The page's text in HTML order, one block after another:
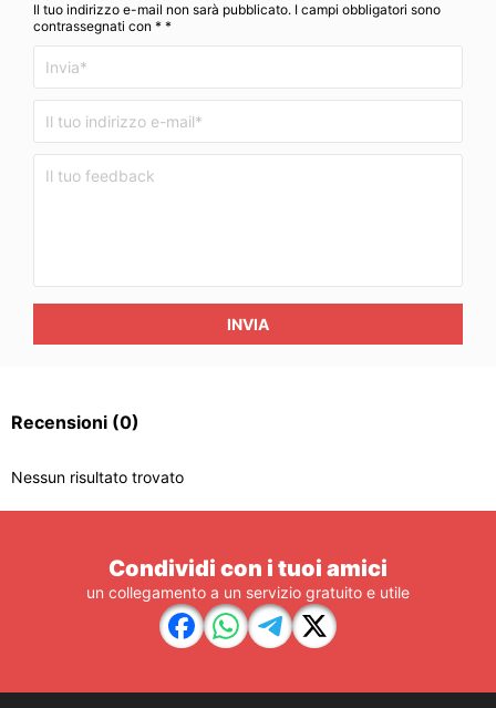
Il tuo indirizzo e-mail non sarà pubblicato. I campi obbligatori sono
contrassegnati con * *
INVIA
Recensioni (0)
Nessun risultato trovato
Condividi con i tuoi amici
un collegamento a un servizio gratuito e utile